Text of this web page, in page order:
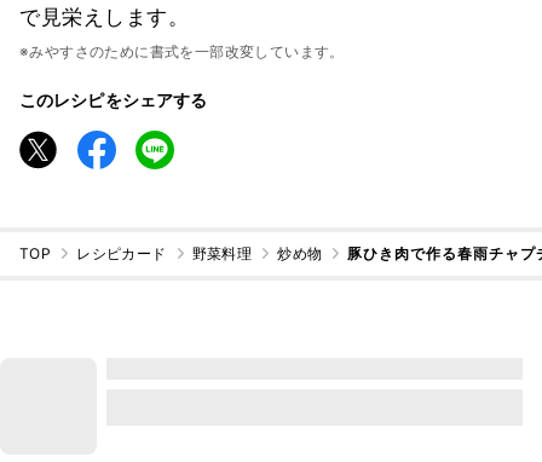
で見栄えします。
※みやすさのために書式を一部改変しています。
このレシピをシェアする
TOP レシピカード 野菜料理 炒め物 豚ひき肉で作る春雨チャ